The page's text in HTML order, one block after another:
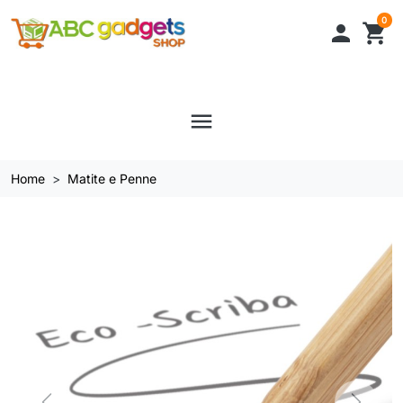
 shopping_cart
0
menu
Home Matite e Penne